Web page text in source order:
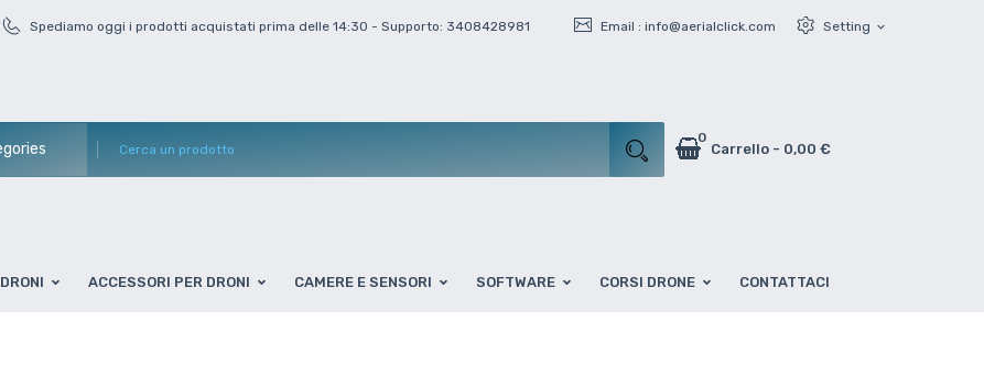
Setting expand_more
Spediamo oggi i prodotti acquistati prima delle 14:30 - Supporto: 3408428981 Email : info@aerialclick.com
Carrello
0
- 0,00 €
DRONI ACCESSORI PER DRONI CAMERE E SENSORI SOFTWARE CORSI DRONE CONTATTACI